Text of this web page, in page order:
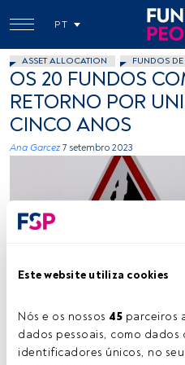
Este website utiliza cookies
Nós e os nossos 45 parceiros
dados pessoais, como dados
identificadores únicos, no
PT
ASSET ALLOCATION FUNDOS
OS 20 FUNDOS
RETORNO POR
CINCO ANOS
Ana Garcez 7 setembro 2023
Tempo de leitura: 2 min.